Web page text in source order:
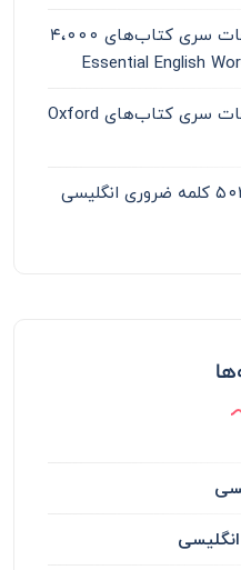
راهکار قطعی یادگیری لغات سری کتاب‌های ۴،۰۰۰
راهکار قطعی یادگیری لغات سری کتاب‌های Oxford
چگونه بر کلمات کتاب ۵۰۴ کلمه ضروری انگلیسی